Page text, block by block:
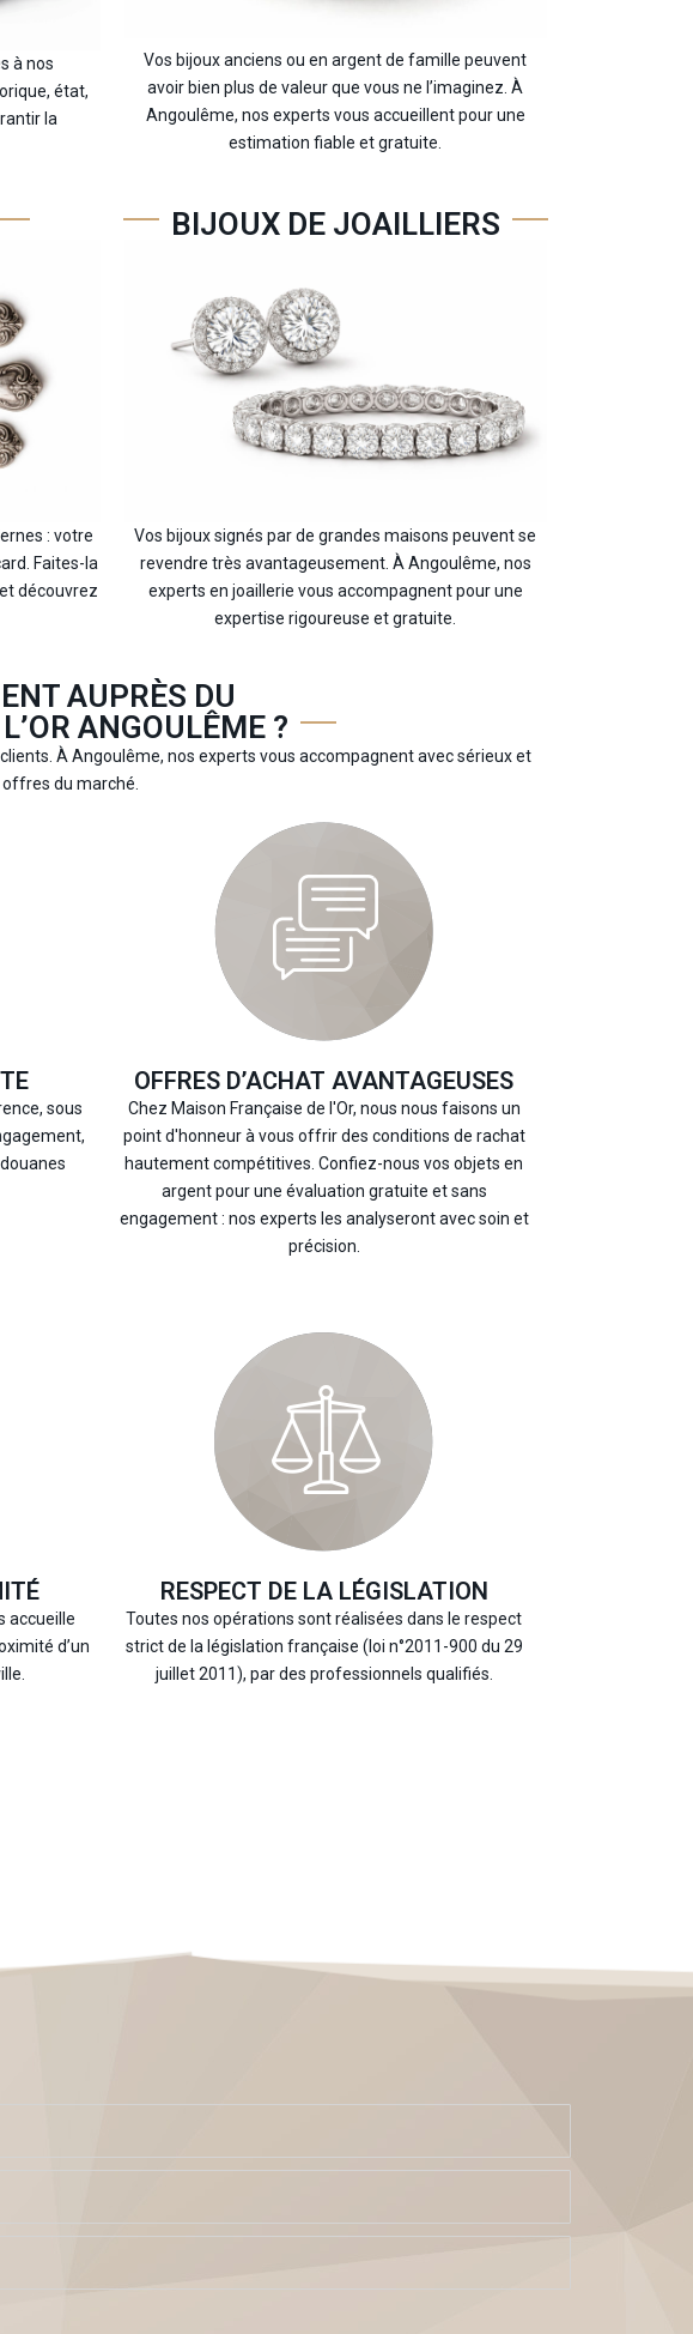
à nos
état,
la
Vos bijoux anciens ou en argent de famille peuvent
avoir bien plus de valeur que vous ne l’imaginez. À
Angoulême, nos experts vous accueillent pour une
estimation fiable et gratuite.
: votre
Faites-la
découvrez
BIJOUX DE JOAILLIERS
Vos bijoux signés par de grandes maisons peuvent se
revendre très avantageusement. À Angoulême, nos
experts en joaillerie vous accompagnent pour une
expertise rigoureuse et gratuite.
AUPRÈS DU
ANGOULÊME ?
À Angoulême, nos experts vous accompagnent avec sérieux et
du marché.
sous
OFFRES D’ACHAT AVANTAGEUSES
Chez Maison Française de l'Or, nous nous faisons un
point d'honneur à vous offrir des conditions de rachat
hautement compétitives. Confiez-nous vos objets en
argent pour une évaluation gratuite et sans
engagement : nos experts les analyseront avec soin et
précision.
accueille
d’un
RESPECT DE LA LÉGISLATION
Toutes nos opérations sont réalisées dans le respect
strict de la législation française (loi n°2011-900 du 29
juillet 2011), par des professionnels qualifiés.